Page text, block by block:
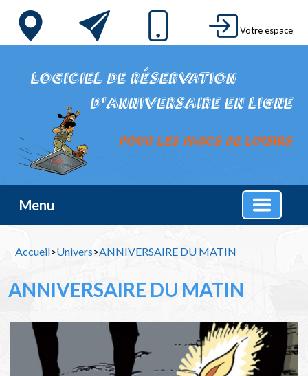
Votre espace
Menu
Accueil>Univers>ANNIVERSAIRE DU MATIN
ANNIVERSAIRE DU MATIN